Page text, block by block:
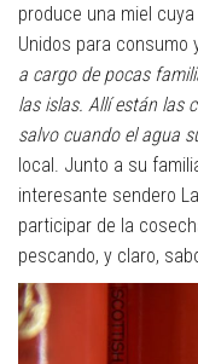
produce una miel
Unidos para consumo
a cargo de pocas
las islas. Allí están las
salvo cuando el agua
local. Junto a su
interesante sendero
participar de la
pescando, y claro,